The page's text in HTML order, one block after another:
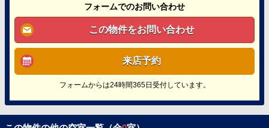
フォームでのお問い合わせ
この物件をお問い合わせ
来店予約
フォームからは24時間365日受付しています。